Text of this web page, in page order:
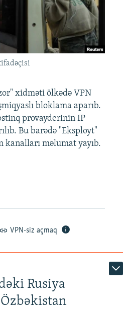
xidməti ölkədə VPN
bloklama aparıb.
provayderinin IP
Bu barədə "Eksployt"
kanalları məlumat yayıb.
VPN-siz açmaq
Rusiya